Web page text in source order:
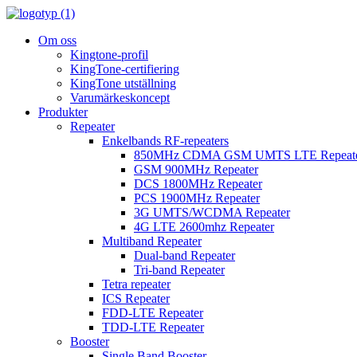
Om oss
Kingtone-profil
KingTone-certifiering
KingTone utställning
Varumärkeskoncept
Produkter
Repeater
Enkelbands RF-repeaters
850MHz CDMA GSM UMTS LTE
GSM 900MHz Repeater
DCS 1800MHz Repeater
PCS 1900MHz Repeater
3G UMTS/WCDMA Repeater
4G LTE 2600mhz Repeater
Multiband Repeater
Dual-band Repeater
Tri-band Repeater
Tetra repeater
ICS Repeater
FDD-LTE Repeater
TDD-LTE Repeater
Booster